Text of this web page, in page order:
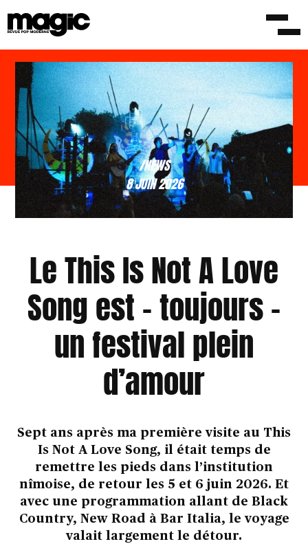
/NEWS
8 JUIN 2026
Le This Is Not A Love
Song est – toujours –
un festival plein
d’amour
Sept ans après ma première visite au This
Is Not A Love Song, il était temps de
remettre les pieds dans l’institution
nîmoise, de retour les 5 et 6 juin 2026. Et
avec une programmation allant de Black
Country, New Road à Bar Italia, le voyage
valait largement le détour.